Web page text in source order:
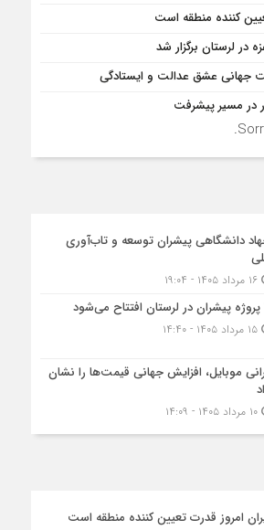
کننده منطقه است
در لرستان برگزار شد
جهانی عشق عدالت و ایستادگی
در مسیر پیشرفت
دانشگاهی پیشران توسعه و تاب‌آوری
۱۶ مرداد ۱۴۰۵ - ۱۹:۰۴
۱۵ مرداد ۱۴۰۵ - ۱۴:۴۰
موبایل، افزایش جهانی قیمت‌ها را نشان
۱۰ مرداد ۱۴۰۵ - ۱۴:۰۹
امروز قدرت تعیین کننده منطقه است